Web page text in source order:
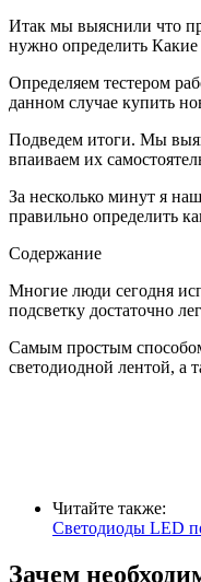
Итак мы выяснили что
нужно определить Какие
Определяем тестером
данном случае купить
Подведем итоги. Мы
впаиваем их
За несколько минут я
правильно определить
Содержание
Многие люди сегодня
подсветку достаточно
Самым простым способом
светодиодной лентой, а
Читайте также:
Светодиоды LED
Зачем